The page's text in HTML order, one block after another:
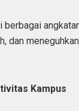
berbagai
dan
Kampus